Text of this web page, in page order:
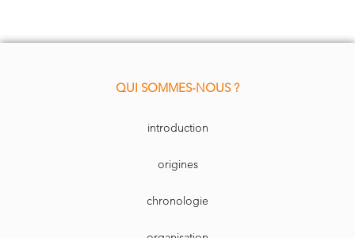
QUI SOMMES-NOUS ?
introduction
origines
chronologie